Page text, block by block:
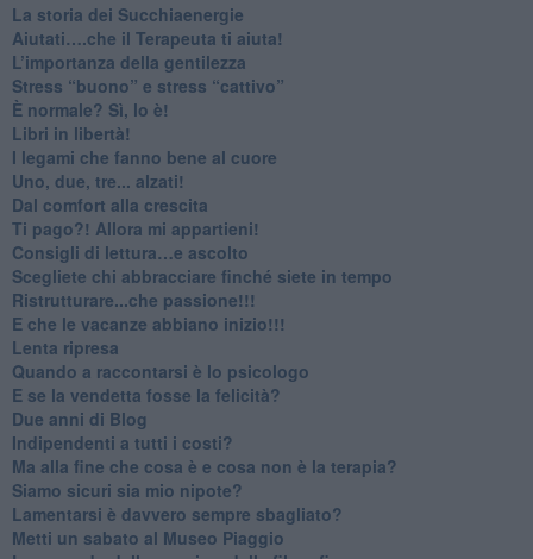
​La storia dei Succhiaenergie
​Aiutati….che il Terapeuta ti aiuta!
​L’importanza della gentilezza
​Stress “buono” e stress “cattivo”
​È normale? Sì, lo è!
​Libri in libertà!
​I legami che fanno bene al cuore
Uno, due, tre... alzati!​
​Dal comfort alla crescita
​Ti pago?! Allora mi appartieni!​
​Consigli di lettura…e ascolto
​Scegliete chi abbracciare finché siete in tempo
​Ristrutturare...che passione!!!
​E che le vacanze abbiano inizio!!!
​Lenta ripresa
​Quando a raccontarsi è lo psicologo
​E se la vendetta fosse la felicità?
​Due anni di Blog
​Indipendenti a tutti i costi?
​Ma alla fine che cosa è e cosa non è la terapia?
​Siamo sicuri sia mio nipote?
​Lamentarsi è davvero sempre sbagliato?
​Metti un sabato al Museo Piaggio